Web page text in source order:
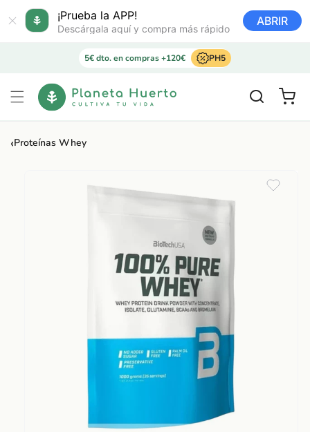
¡Prueba la APP!
Descárgala aquí y compra más rápido
ABRIR
directamente
al contenido
5€ dto. en compras +120€ PH5
Carrito
‹Proteínas Whey